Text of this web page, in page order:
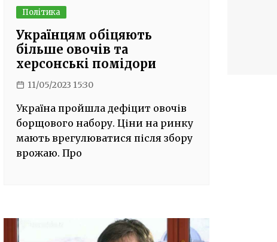
Політика
Українцям обіцяють
більше овочів та
херсонські помідори
11/05/2023 15:30
Україна пройшла дефіцит овочів
борщового набору. Ціни на ринку
мають врегулюватися після збору
врожаю. Про